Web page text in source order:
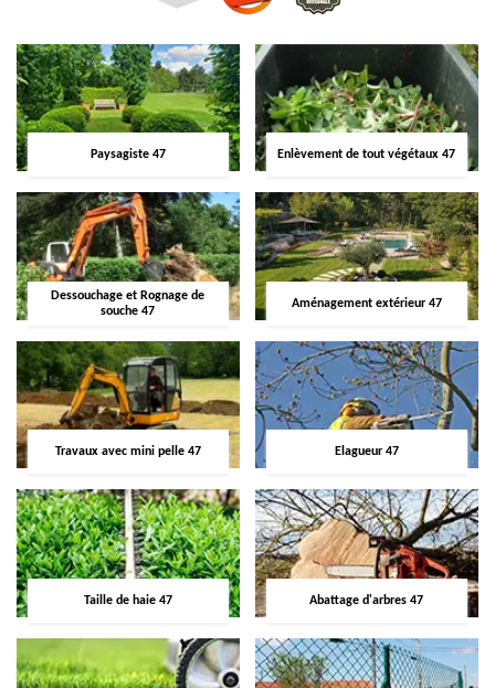
Paysagiste 47 Enlèvement de tout végétaux 47
Dessouchage et Rognage de
souche 47
Aménagement extérieur 47
Travaux avec mini pelle 47 Elagueur 47
Taille de haie 47 Abattage d'arbres 47